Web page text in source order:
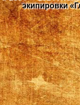
экипировки